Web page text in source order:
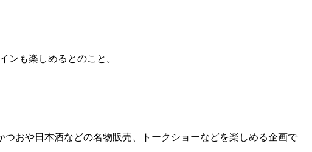
ンも楽しめるとのこと。
おや日本酒などの名物販売、トークショーなどを楽しめる企画で